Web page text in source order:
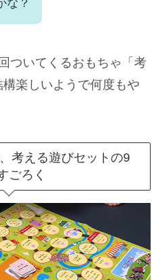
な？
ついてくるおもちゃ「考
楽しいようで何度もや
考える遊びセットの9
ごろく